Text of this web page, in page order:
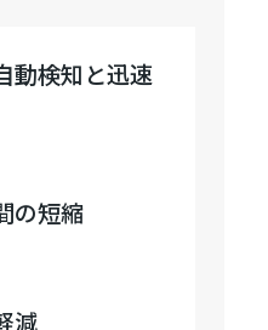
動検知と迅速
の短縮
減